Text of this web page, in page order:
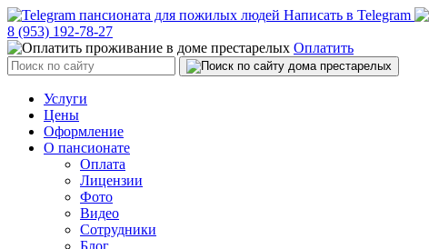
Написать в Telegram
8 (953) 192-78-27
Оплатить
Услуги
Цены
Оформление
О пансионате
Оплата
Лицензии
Фото
Видео
Сотрудники
Блог